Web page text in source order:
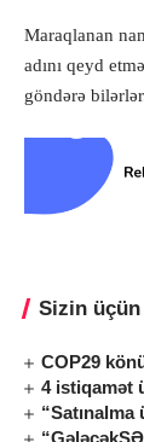
Maraqlanan
adını qeyd
göndərə
Sizin
COP29
4 istiqamət